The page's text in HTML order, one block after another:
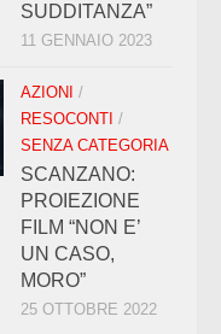
SUDDITANZA”
11 GENNAIO 2023
AZIONI /
RESOCONTI /
SENZA CATEGORIA
SCANZANO:
PROIEZIONE
FILM “NON E’
UN CASO,
MORO”
25 OTTOBRE 2022